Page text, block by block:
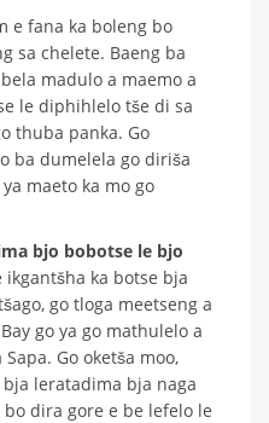
e fana ka boleng bo
sa chelete. Baeng ba
madulo a maemo a
le diphihlelo tše di sa
thuba panka. Go
ba dumelela go diriša
maeto ka mo go
bjo bobotse le bjo
ikgantšha ka botse bja
go tloga meetseng a
go ya go mathulelo a
Go oketša moo,
leratadima bja naga
bo dira gore e be lefelo le